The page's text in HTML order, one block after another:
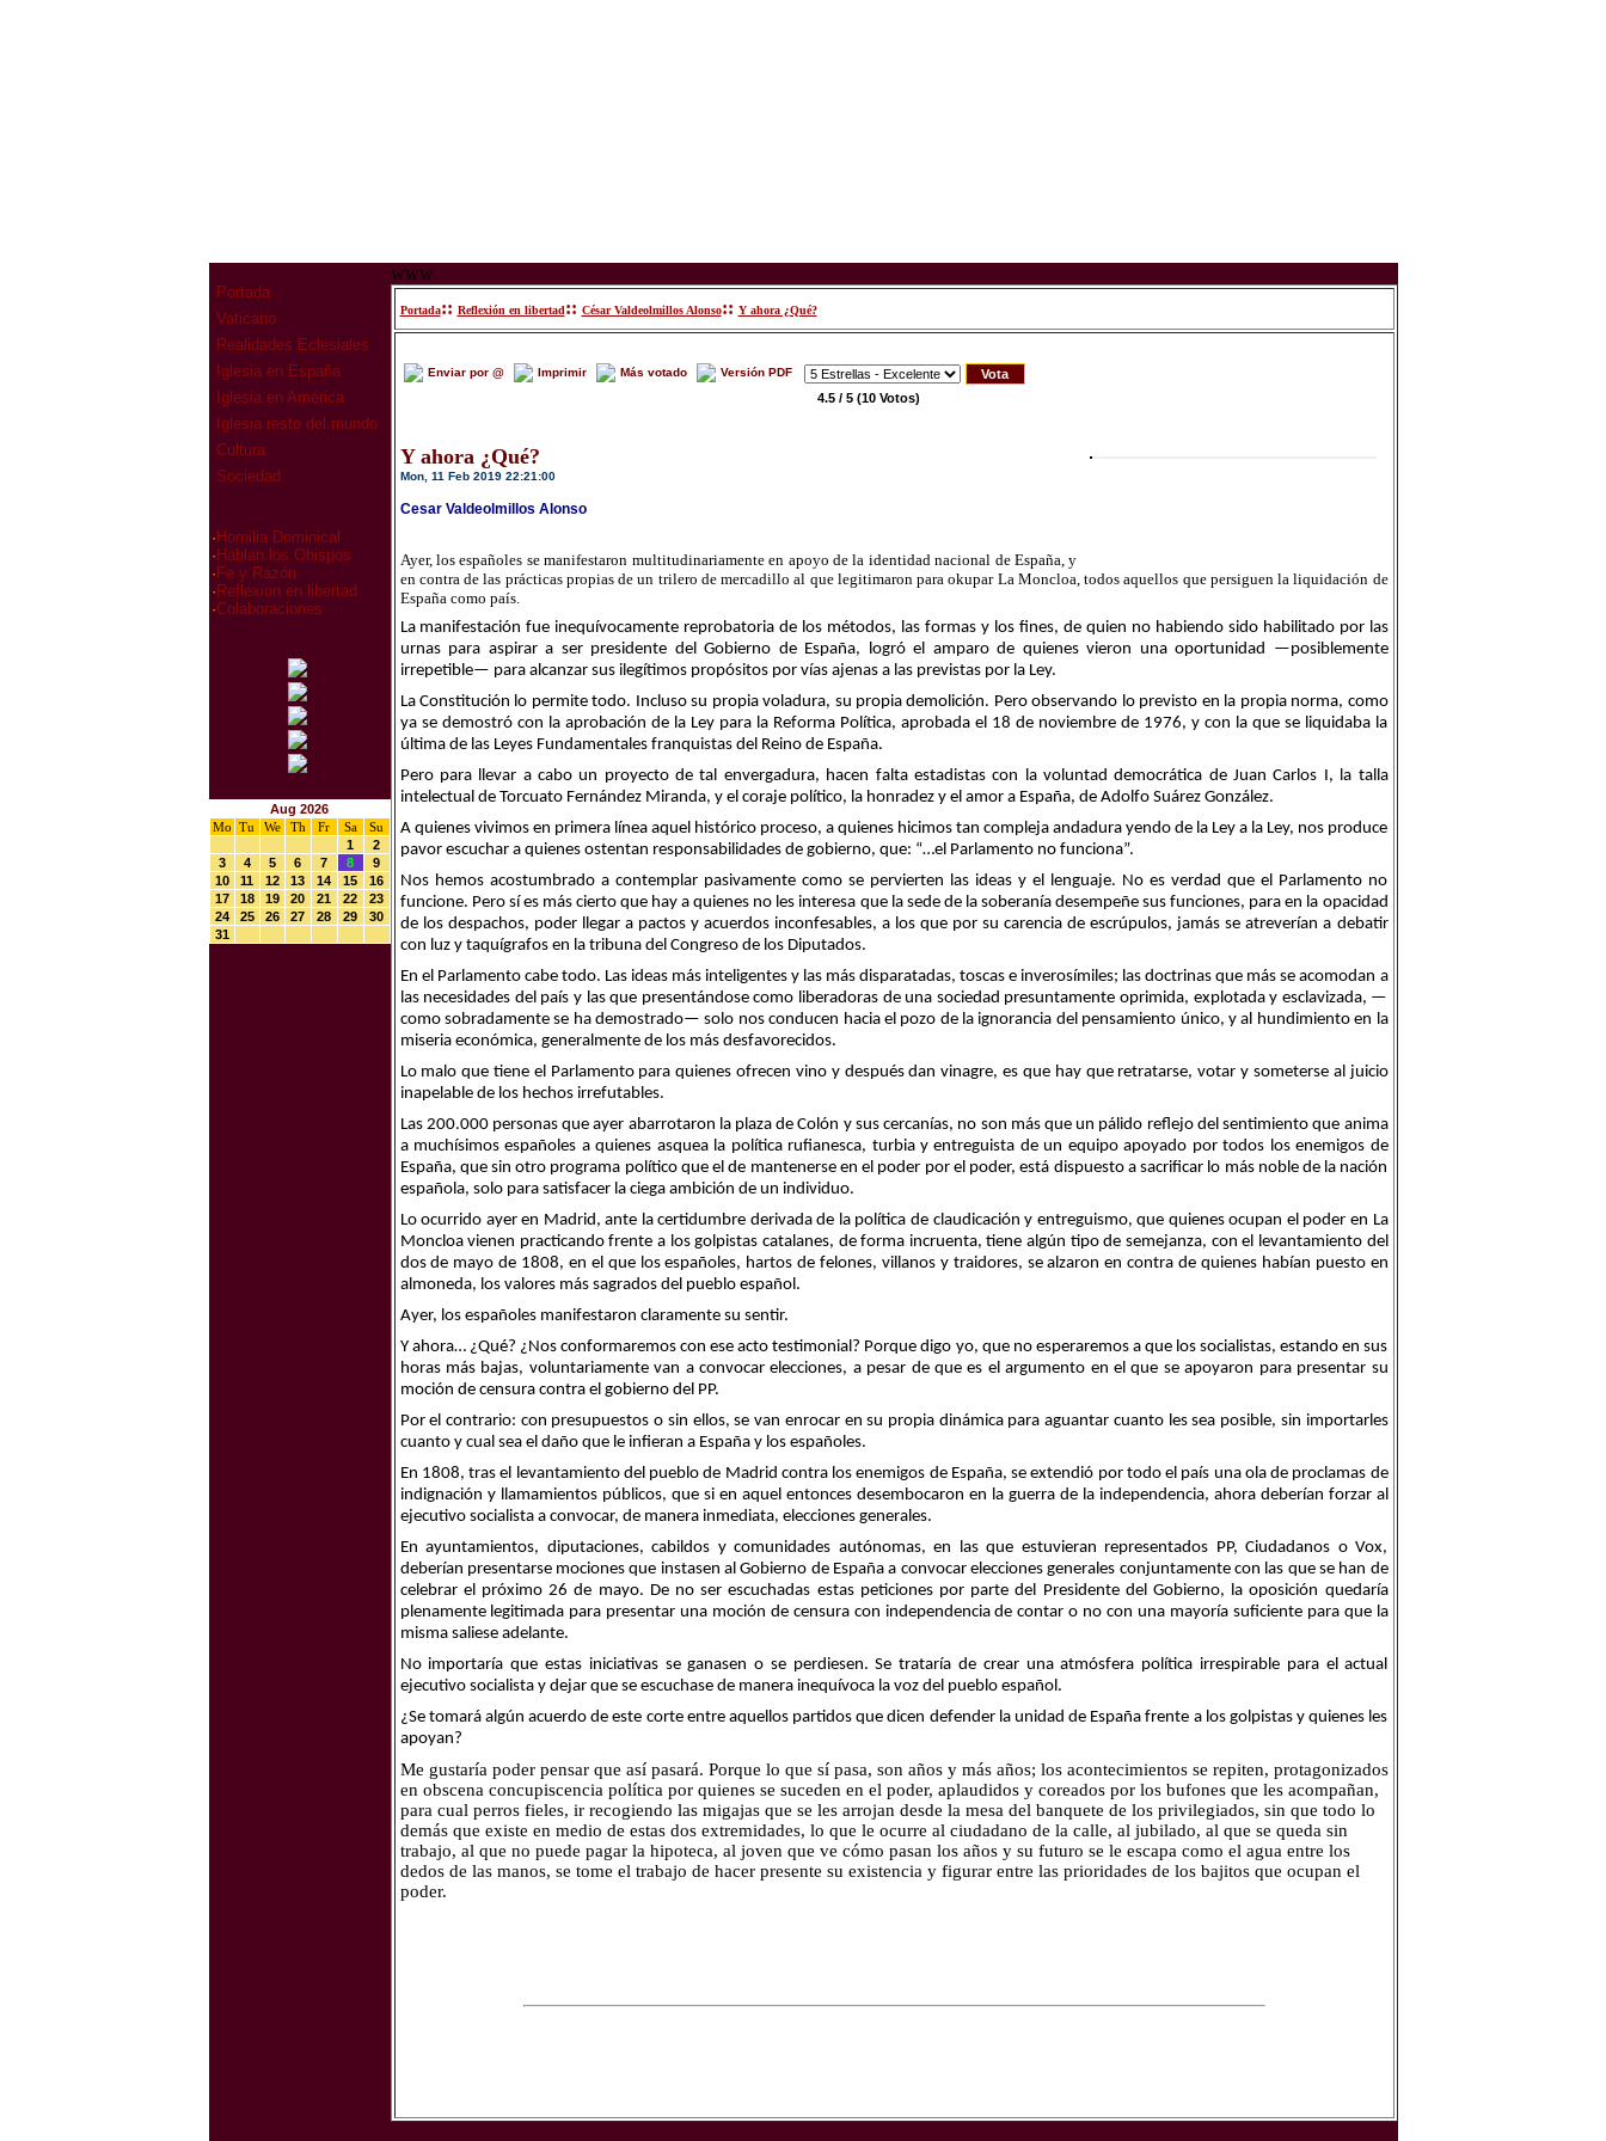
Portada
Vaticano
Realidades Eclesiales
Iglesia en España
Iglesia en América
Iglesia resto del mundo
Cultura
Sociedad
· Homilia Dominical
· Hablan los Obispos
· Fe y Razón
· Reflexion en libertad
·Colaboraciones
Aug 2026
Mo Tu We Th Fr Sa
Su
1
2
3
4 5 6 7 8
9
10
11 12 13 14 15
16
17
18 19 20 21 22
23
24
25 26 27 28 29
30
31
www
Portada:: Reflexión en libertad:: César Valdeolmillos Alonso:: Y ahora ¿Qué?
Enviar por @ Imprimir Más votado Versión PDF
4.5 / 5 (10 Votos)
Y ahora ¿Qué?
Mon, 11 Feb 2019 22:21:00
Cesar Valdeolmillos Alonso
Ayer, los españoles se manifestaron multitudinariamente en apoyo de la identidad nacional de España, y
en contra de las prácticas propias de un trilero de mercadillo al que legitimaron para okupar La Moncloa, todos aquellos que persiguen la liquidación de
España como país.
La manifestación fue inequívocamente reprobatoria de los métodos, las formas y los fines, de quien no habiendo sido habilitado por las
urnas para aspirar a ser presidente del Gobierno de España, logró el amparo de quienes vieron una oportunidad —posiblemente
irrepetible— para alcanzar sus ilegítimos propósitos por vías ajenas a las previstas por la Ley.
La Constitución lo permite todo. Incluso su propia voladura, su propia demolición. Pero observando lo previsto en la propia norma, como
ya se demostró con la aprobación de la Ley para la Reforma Política, aprobada el 18 de noviembre de 1976, y con la que se liquidaba la
última de las Leyes Fundamentales franquistas del Reino de España.
Pero para llevar a cabo un proyecto de tal envergadura, hacen falta estadistas con la voluntad democrática de Juan Carlos I, la talla
intelectual de Torcuato Fernández Miranda, y el coraje político, la honradez y el amor a España, de Adolfo Suárez González.
A quienes vivimos en primera línea aquel histórico proceso, a quienes hicimos tan compleja andadura yendo de la Ley a la Ley, nos produce
pavor escuchar a quienes ostentan responsabilidades de gobierno, que: “…el Parlamento no funciona”.
Nos hemos acostumbrado a contemplar pasivamente como se pervierten las ideas y el lenguaje. No es verdad que el Parlamento no
funcione. Pero sí es más cierto que hay a quienes no les interesa que la sede de la soberanía desempeñe sus funciones, para en la opacidad
de los despachos, poder llegar a pactos y acuerdos inconfesables, a los que por su carencia de escrúpulos, jamás se atreverían a debatir
con luz y taquígrafos en la tribuna del Congreso de los Diputados.
En el Parlamento cabe todo. Las ideas más inteligentes y las más disparatadas, toscas e inverosímiles; las doctrinas que más se acomodan a
las necesidades del país y las que presentándose como liberadoras de una sociedad presuntamente oprimida, explotada y esclavizada, —
como sobradamente se ha demostrado— solo nos conducen hacia el pozo de la ignorancia del pensamiento único, y al hundimiento en la
miseria económica, generalmente de los más desfavorecidos.
Lo malo que tiene el Parlamento para quienes ofrecen vino y después dan vinagre, es que hay que retratarse, votar y someterse al juicio
inapelable de los hechos irrefutables.
Las 200.000 personas que ayer abarrotaron la plaza de Colón y sus cercanías, no son más que un pálido reflejo del sentimiento que anima
a muchísimos españoles a quienes asquea la política rufianesca, turbia y entreguista de un equipo apoyado por todos los enemigos de
España, que sin otro programa político que el de mantenerse en el poder por el poder, está dispuesto a sacrificar lo más noble de la nación
española, solo para satisfacer la ciega ambición de un individuo.
Lo ocurrido ayer en Madrid, ante la certidumbre derivada de la política de claudicación y entreguismo, que quienes ocupan el poder en La
Moncloa vienen practicando frente a los golpistas catalanes, de forma incruenta, tiene algún tipo de semejanza, con el levantamiento del
dos de mayo de 1808, en el que los españoles, hartos de felones, villanos y traidores, se alzaron en contra de quienes habían puesto en
almoneda, los valores más sagrados del pueblo español.
Ayer, los españoles manifestaron claramente su sentir.
Y ahora… ¿Qué? ¿Nos conformaremos con ese acto testimonial? Porque digo yo, que no esperaremos a que los socialistas, estando en sus
horas más bajas, voluntariamente van a convocar elecciones, a pesar de que es el argumento en el que se apoyaron para presentar su
moción de censura contra el gobierno del PP.
Por el contrario: con presupuestos o sin ellos, se van enrocar en su propia dinámica para aguantar cuanto les sea posible, sin importarles
cuanto y cual sea el daño que le infieran a España y los españoles.
En 1808, tras el levantamiento del pueblo de Madrid contra los enemigos de España, se extendió por todo el país una ola de proclamas de
indignación y llamamientos públicos, que si en aquel entonces desembocaron en la guerra de la independencia, ahora deberían forzar al
ejecutivo socialista a convocar, de manera inmediata, elecciones generales.
En ayuntamientos, diputaciones, cabildos y comunidades autónomas, en las que estuvieran representados PP, Ciudadanos o Vox,
deberían presentarse mociones que instasen al Gobierno de España a convocar elecciones generales conjuntamente con las que se han de
celebrar el próximo 26 de mayo. De no ser escuchadas estas peticiones por parte del Presidente del Gobierno, la oposición quedaría
plenamente legitimada para presentar una moción de censura con independencia de contar o no con una mayoría suficiente para que la
misma saliese adelante.
No importaría que estas iniciativas se ganasen o se perdiesen. Se trataría de crear una atmósfera política irrespirable para el actual
ejecutivo socialista y dejar que se escuchase de manera inequívoca la voz del pueblo español.
¿Se tomará algún acuerdo de este corte entre aquellos partidos que dicen defender la unidad de España frente a los golpistas y quienes les
apoyan?
Me gustaría poder pensar que así pasará. Porque lo que sí pasa, son años y más años; los acontecimientos se repiten, protagonizados
en obscena concupiscencia política por quienes se suceden en el poder, aplaudidos y coreados por los bufones que les acompañan,
para cual perros fieles, ir recogiendo las migajas que se les arrojan desde la mesa del banquete de los privilegiados, sin que todo lo
demás que existe en medio de estas dos extremidades, lo que le ocurre al ciudadano de la calle, al jubilado, al que se queda sin
trabajo, al que no puede pagar la hipoteca, al joven que ve cómo pasan los años y su futuro se le escapa como el agua entre los
dedos de las manos, se tome el trabajo de hacer presente su existencia y figurar entre las prioridades de los bajitos que ocupan el
poder.